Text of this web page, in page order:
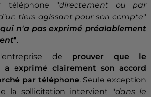
téléphone "directement ou par
tiers agissant pour son compte"
qui n'a pas exprimé préalablement
".
de prouver que le
a exprimé clairement son accord
par téléphone. Seule exception
la sollicitation intervient "dans le